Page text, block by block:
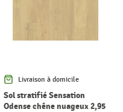
Livraison à domicile
Sol stratifié Sensation
Odense chêne nuageux 2,95